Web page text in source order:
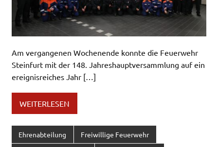
Am vergangenen Wochenende konnte die Feuerwehr
Steinfurt mit der 148. Jahreshauptversammlung auf ein
ereignisreiches Jahr […]
WEITERLESEN
Ehrenabteilung Freiwillige Feuerwehr